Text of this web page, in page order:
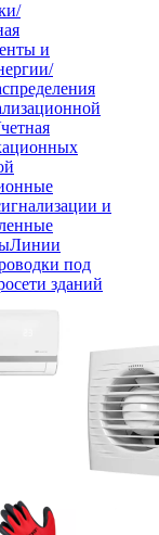
и
и
Линии
под
зданий